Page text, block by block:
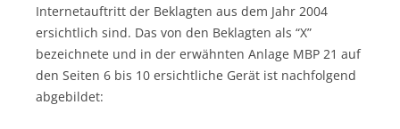
Internetauftritt der Beklagten aus dem Jahr 2004
ersichtlich sind. Das von den Beklagten als “X”
bezeichnete und in der erwähnten Anlage MBP 21 auf
den Seiten 6 bis 10 ersichtliche Gerät ist nachfolgend
abgebildet: